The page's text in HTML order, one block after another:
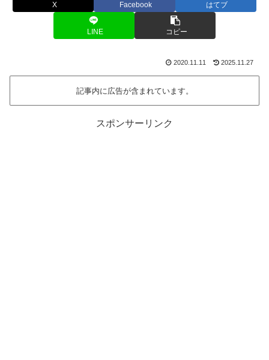
X Facebook はてブ
LINE コピー
2020.11.11 2025.11.27
記事内に広告が含まれています。
スポンサーリンク